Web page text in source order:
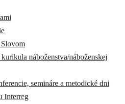
náboženstva/náboženskej
semináre a metodické dni
Interreg